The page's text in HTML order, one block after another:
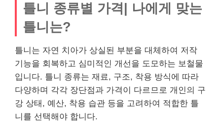
틀니 종류별 가격| 나에게 맞는
틀니는?
틀니는 자연 치아가 상실된 부분을 대체하여 저작
기능을 회복하고 심미적인 개선을 도모하는 보철물
입니다. 틀니 종류는 재료, 구조, 착용 방식에 따라
다양하며 각각 장단점과 가격이 다르므로 개인의 구
강 상태, 예산, 착용 습관 등을 고려하여 적합한 틀
니를 선택해야 합니다.